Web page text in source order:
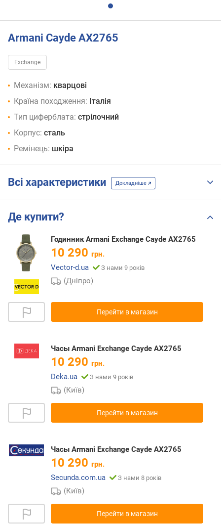
Armani Cayde AX2765
Exchange
Механізм: кварцові
Країна походження: Італія
Тип циферблата: стрілочний
Корпус: сталь
Ремінець: шкіра
Всі характеристики Докладніше
Де купити?
Годинник Armani Exchange Cayde AX2765
10 290 грн.
Vector-d.ua
З нами 9 років
(Дніпро)
Перейти в магазин
Часы Armani Exchange Cayde AX2765
10 290 грн.
Deka.ua
З нами 9 років
(Київ)
Перейти в магазин
Часы Armani Exchange Cayde AX2765
10 290 грн.
Secunda.com.ua
З нами 8 років
(Київ)
Перейти в магазин